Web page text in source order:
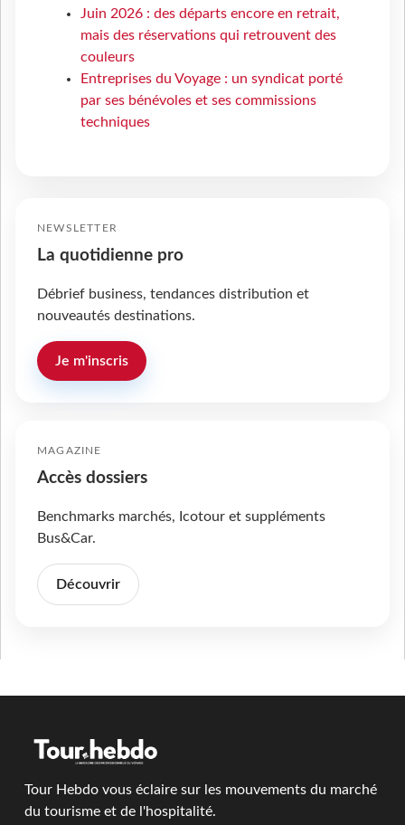
Juin 2026 : des départs encore en retrait,
mais des réservations qui retrouvent des
couleurs
Entreprises du Voyage : un syndicat porté
par ses bénévoles et ses commissions
techniques
NEWSLETTER
La quotidienne pro
Débrief business, tendances distribution et
nouveautés destinations.
Je m'inscris
MAGAZINE
Accès dossiers
Benchmarks marchés, Icotour et suppléments
Bus&Car.
Découvrir
Tour Hebdo vous éclaire sur les mouvements du marché
du tourisme et de l'hospitalité.